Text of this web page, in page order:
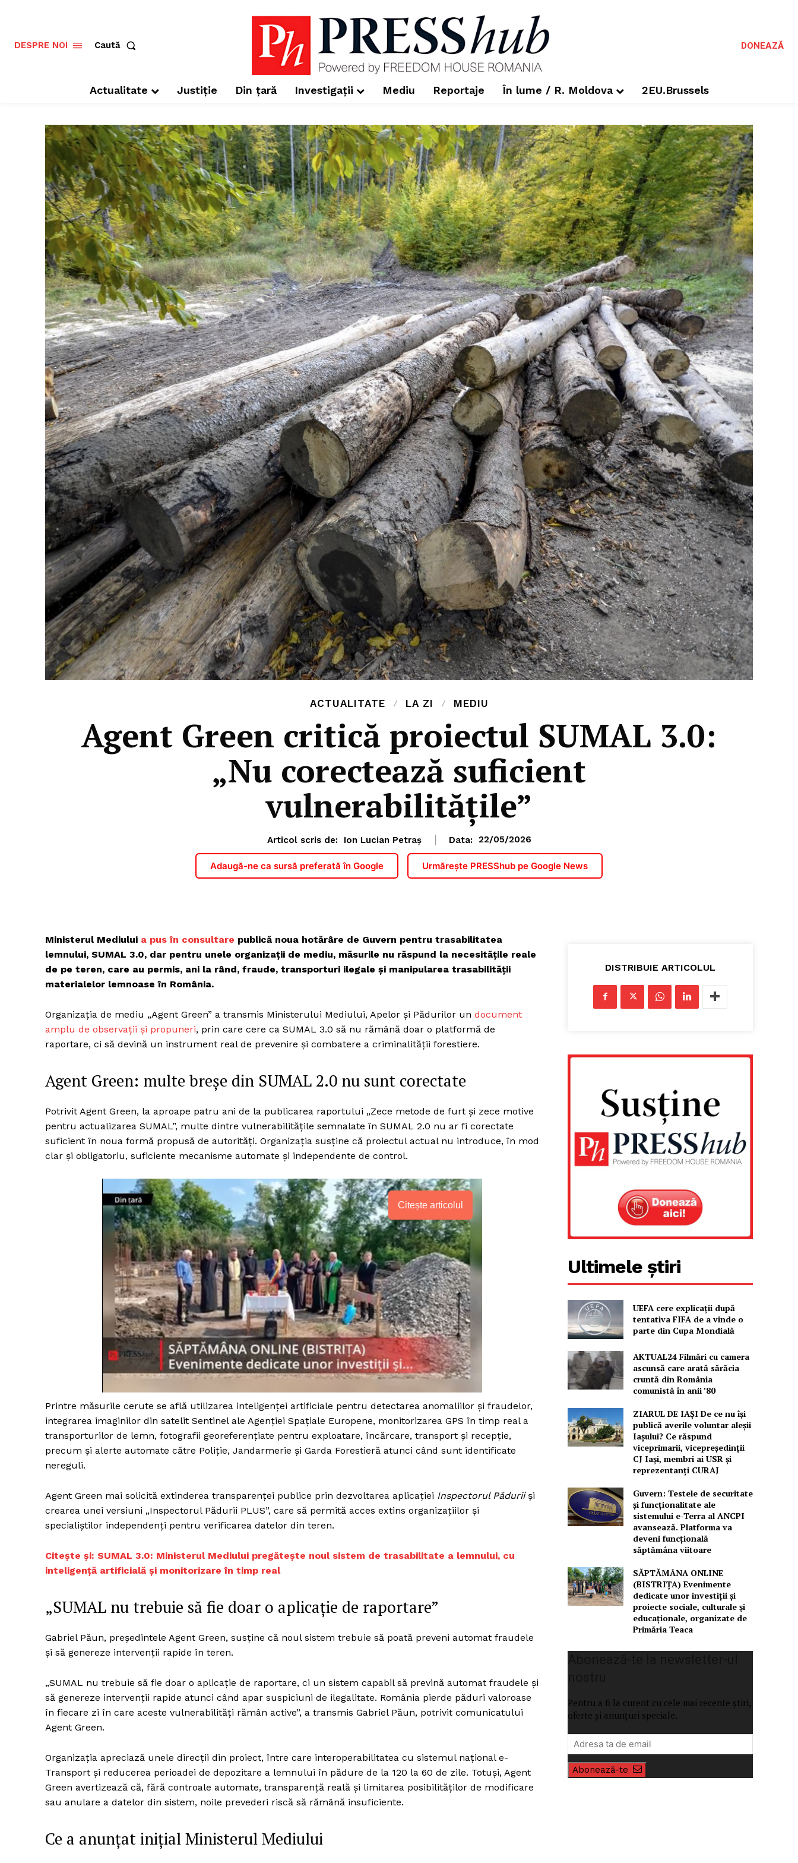
FREEDOM HOUSE
ROMÂNIA
PRESShub
Despre noi / Echipa
Proiecte editoriale
Rețea
Contact
DESPRE NOI Caută DONEAZĂ
Actualitate Justiție Din țară Investigații Mediu Reportaje În lume / R. Moldova 2EU.Brussels
ACTUALITATE LA ZI MEDIU
Agent Green critică proiectul SUMAL 3.0:
„Nu corectează suficient
vulnerabilitățile”
Articol scris de: Ion Lucian Petraș Data: 22/05/2026
Adaugă-ne ca sursă preferată în Google Urmărește PRESShub pe Google News
Ministerul Mediului a pus în consultare publică noua hotărâre de Guvern pentru trasabilitatea
lemnului, SUMAL 3.0, dar pentru unele organizații de mediu, măsurile nu răspund la necesitățile reale
de pe teren, care au permis, ani la rând, fraude, transporturi ilegale și manipularea trasabilității
materialelor lemnoase în România.
Organizația de mediu „Agent Green” a transmis Ministerului Mediului, Apelor și Pădurilor un document
amplu de observații și propuneri, prin care cere ca SUMAL 3.0 să nu rămână doar o platformă de
raportare, ci să devină un instrument real de prevenire și combatere a criminalității forestiere.
Agent Green: multe breșe din SUMAL 2.0 nu sunt corectate
Potrivit Agent Green, la aproape patru ani de la publicarea raportului „Zece metode de furt și zece motive
pentru actualizarea SUMAL”, multe dintre vulnerabilitățile semnalate în SUMAL 2.0 nu ar fi corectate
suficient în noua formă propusă de autorități. Organizația susține că proiectul actual nu introduce, în mod
clar și obligatoriu, suficiente mecanisme automate și independente de control.
Citește articolul
Printre măsurile cerute se află utilizarea inteligenței artificiale pentru detectarea anomaliilor și fraudelor,
integrarea imaginilor din satelit Sentinel ale Agenției Spațiale Europene, monitorizarea GPS în timp real a
transporturilor de lemn, fotografii georeferențiate pentru exploatare, încărcare, transport și recepție,
precum și alerte automate către Poliție, Jandarmerie și Garda Forestieră atunci când sunt identificate
nereguli.
Agent Green mai solicită extinderea transparenței publice prin dezvoltarea aplicației Inspectorul Păduriiși
crearea unei versiuni „Inspectorul Pădurii PLUS”, care să permită acces extins organizațiilor și
specialiștilor independenți pentru verificarea datelor din teren.
Citește și: SUMAL 3.0: Ministerul Mediului pregătește noul sistem de trasabilitate a lemnului, cu
inteligență artificială și monitorizare în timp real
„SUMAL nu trebuie să fie doar o aplicație de raportare”
Gabriel Păun, președintele Agent Green, susține că noul sistem trebuie să poată preveni automat fraudele
și să genereze intervenții rapide în teren.
„SUMAL nu trebuie să fie doar o aplicație de raportare, ci un sistem capabil să prevină automat fraudele și
să genereze intervenții rapide atunci când apar suspiciuni de ilegalitate. România pierde păduri valoroase
în fiecare zi în care aceste vulnerabilități rămân active”, a transmis Gabriel Păun, potrivit comunicatului
Agent Green.
Organizația apreciază unele direcții din proiect, între care interoperabilitatea cu sistemul național e-
Transport și reducerea perioadei de depozitare a lemnului în pădure de la 120 la 60 de zile. Totuși, Agent
Green avertizează că, fără controale automate, transparență reală și limitarea posibilităților de modificare
sau anulare a datelor din sistem, noile prevederi riscă să rămână insuficiente.
Ce a anunțat inițial Ministerul Mediului
DISTRIBUIE ARTICOLUL
Ultimele știri
UEFA cere explicații după
tentativa FIFA de a vinde o
parte din Cupa Mondială
AKTUAL24 Filmări cu camera
ascunsă care arată sărăcia
cruntă din România
comunistă în anii ’80
ZIARUL DE IAȘI De ce nu își
publică averile voluntar aleșii
Iașului? Ce răspund
viceprimarii, vicepreședinții
CJ Iași, membri ai USR și
reprezentanți CURAJ
Guvern: Testele de securitate
și funcționalitate ale
sistemului e-Terra al ANCPI
avansează. Platforma va
deveni funcțională
săptămâna viitoare
SĂPTĂMÂNA ONLINE
(BISTRIȚA) Evenimente
dedicate unor investiții și
proiecte sociale, culturale și
educaționale, organizate de
Primăria Teaca
Pentru a fi la curent cu cele mai recente știri,
oferte și anunțuri speciale.
Abonează-te